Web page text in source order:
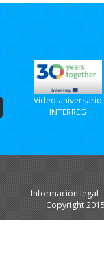
Video aniversario
INTERREG
Información legal
Copyright